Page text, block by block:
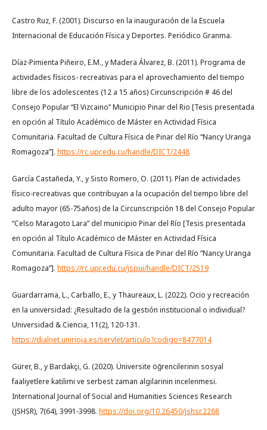
Castro Ruz, F. (2001). Discurso en la inauguración de la Escuela
Internacional de Educación Física y Deportes. Periódico Granma.
Díaz-Pimienta Piñeiro, E.M., y Madera Álvarez, B. (2011). Programa de
actividades físicos- recreativas para el aprovechamiento del tiempo
libre de los adolescentes (12 a 15 años) Circunscripción # 46 del
Consejo Popular “El Vizcaino” Municipio Pinar del Rio [Tesis presentada
en opción al Título Académico de Máster en Actividad Física
Comunitaria. Facultad de Cultura Física de Pinar del Río “Nancy Uranga
Romagoza”]. https://rc.upr.edu.cu/handle/DICT/2448
García Castañeda, Y., y Sisto Romero, O. (2011). Plan de actividades
físico-recreativas que contribuyan a la ocupación del tiempo libre del
adulto mayor (65-75años) de la Circunscripción 18 del Consejo Popular
“Celso Maragoto Lara” del municipio Pinar del Río [Tesis presentada
en opción al Título Académico de Máster en Actividad Física
Comunitaria. Facultad de Cultura Física de Pinar del Río “Nancy Uranga
Romagoza”]. https://rc.upr.edu.cu/jspui/handle/DICT/2519
Guardarrama, L., Carballo, E., y Thaureaux, L. (2022). Ocio y recreación
en la universidad: ¿Resultado de la gestión institucional o individual?
Universidad & Ciencia, 11(2), 120-131.
https://dialnet.unirioja.es/servlet/articulo?codigo=8477014
Gürer, B., y Bardakçi, G. (2020). Üniversite öğrencilerinin sosyal
faaliyetlere katilimi ve serbest zaman algilarinin incelenmesi.
International Journal of Social and Humanities Sciences Research
(JSHSR), 7(64), 3991-3998. https://doi.org/10.26450/jshsr.2268